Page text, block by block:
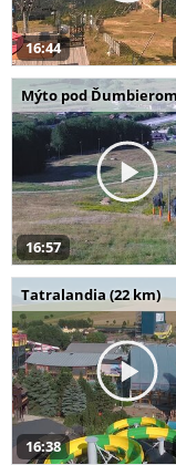
16:44
Mýto pod
16:57
Tatralandia (22 km)
16:38